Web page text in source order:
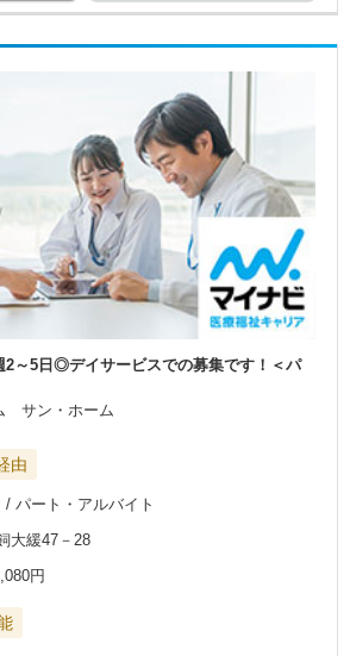
2～5日◎デイサービスでの募集です！＜パ
サン・ホーム
由
パート・アルバイト
大緩47－28
円